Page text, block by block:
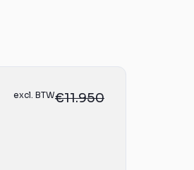
excl. BTW€11.950